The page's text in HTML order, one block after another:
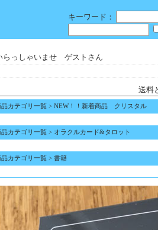
キーワード：
らっしゃいませ ゲストさん
送料
品カテゴリ一覧 > NEW！！新着商品 クリスタル
品カテゴリ一覧 > オラクルカード&タロット
品カテゴリ一覧 > 書籍